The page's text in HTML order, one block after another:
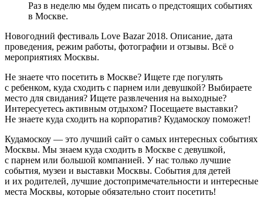
Раз в неделю мы будем писать о предстоящих событиях
в Москве.
Новогодний фестиваль Love Bazar 2018. Описание, дата
проведения, режим работы, фотографии и отзывы. Всё о
мероприятиях Москвы.
Не знаете что посетить в Москве? Ищете где погулять
с ребенком, куда сходить с парнем или девушкой? Выбираете
место для свидания? Ищете развлечения на выходные?
Интересуетесь активным отдыхом? Посещаете выставки?
Не знаете куда сходить на корпоратив? Кудамоскоу поможет!
Кудамоскоу — это лучший сайт о самых интересных событиях
Москвы. Мы знаем куда сходить в Москве с девушкой,
с парнем или большой компанией. У нас только лучшие
события, музеи и выставки Москвы. События для детей
и их родителей, лучшие достопримечательности и интересные
места Москвы, которые обязательно стоит посетить!